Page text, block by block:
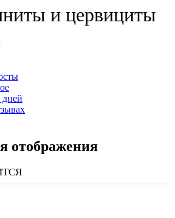
и цервициты
дней
отображения